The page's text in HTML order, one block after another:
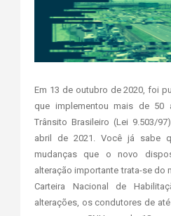
Em 13 de outubro de 2020, foi
que implementou mais de 50
Trânsito Brasileiro (Lei 9.503/
abril de 2021. Você já sabe
mudanças que o novo
alteração importante trata-se do
Carteira Nacional de
alterações, os condutores de